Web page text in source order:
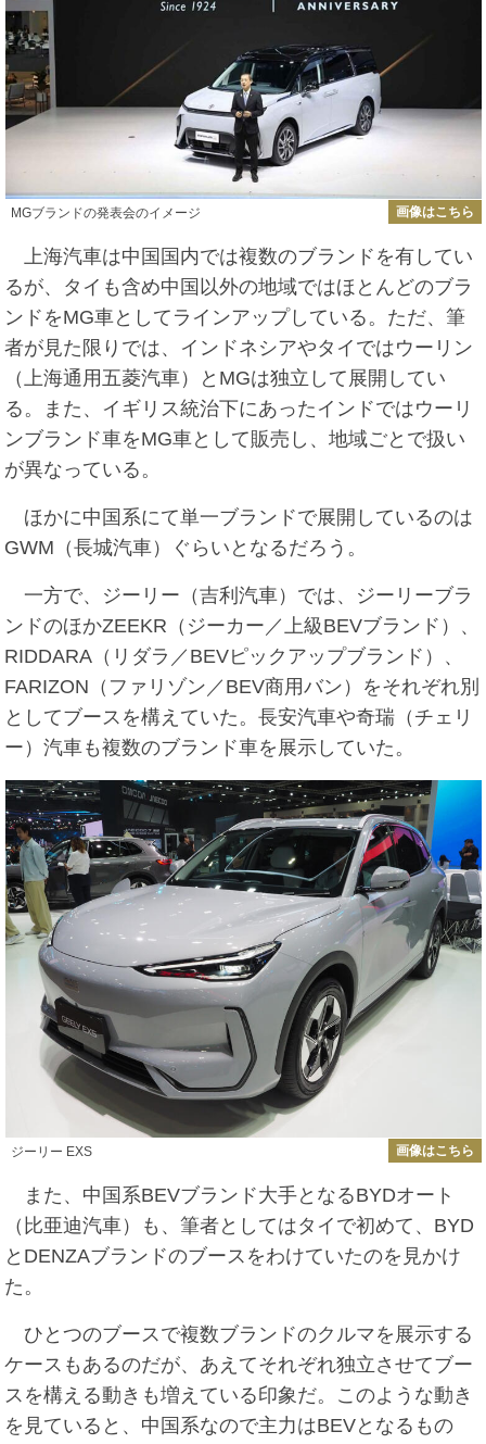
MGブランドの発表会のイメージ 画像はこちら
上海汽車は中国国内では複数のブランドを有してい
るが、タイも含め中国以外の地域ではほとんどのブラ
ンドをMG車としてラインアップしている。ただ、筆
者が見た限りでは、インドネシアやタイではウーリン
（上海通用五菱汽車）とMGは独立して展開してい
る。また、イギリス統治下にあったインドではウーリ
ンブランド車をMG車として販売し、地域ごとで扱い
が異なっている。
ほかに中国系にて単一ブランドで展開しているのは
GWM（長城汽車）ぐらいとなるだろう。
一方で、ジーリー（吉利汽車）では、ジーリーブラ
ンドのほかZEEKR（ジーカー／上級BEVブランド）、
RIDDARA（リダラ／BEVピックアップブランド）、
FARIZON（ファリゾン／BEV商用バン）をそれぞれ別
としてブースを構えていた。長安汽車や奇瑞（チェリ
ー）汽車も複数のブランド車を展示していた。
ジーリー EXS 画像はこちら
また、中国系BEVブランド大手となるBYDオート
（比亜迪汽車）も、筆者としてはタイで初めて、BYD
とDENZAブランドのブースをわけていたのを見かけ
た。
ひとつのブースで複数ブランドのクルマを展示する
ケースもあるのだが、あえてそれぞれ独立させてブー
スを構える動きも増えている印象だ。このような動き
を見ていると、中国系なので主力はBEVとなるもの